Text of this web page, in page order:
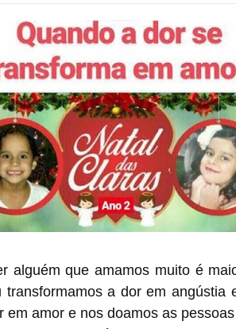
alguém que amamos muito é
a dor em angústia
em amor e nos doamos as